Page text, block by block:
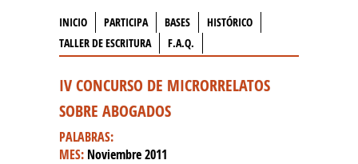
INICIO PARTICIPA BASES
HISTÓRICO
TALLER DE ESCRITURA
F.A.Q.
IV CONCURSO DE MICRORRELATOS
SOBRE ABOGADOS
PALABRAS:
MES: Noviembre 2011